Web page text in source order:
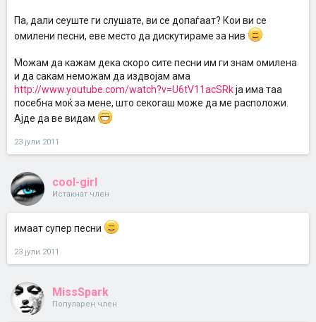
Па, дали сеуште ги слушате, ви се допаѓаат? Кои ви се
омилени песни, еве место да дискутираме за нив
Можам да кажам дека скоро сите песни им ги знам омилена
и да сакам неможам да издвојам ама
http://www.youtube.com/watch?v=U6tV11acSRkја има таа
посебна моќ за мене, што секогаш може да ме расположи.
Ајде да ве видам
23 јули 2011
cool-girl
Истакнат член
имаат супер песни
23 јули 2011
MissSpark
Популарен член